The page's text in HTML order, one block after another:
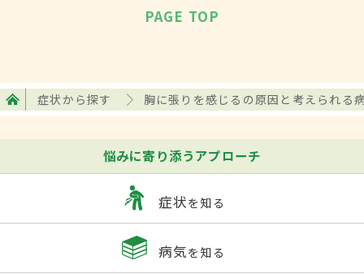
PAGE TOP
症状から探す 胸に張りを感じるの原因と考えられる
悩みに寄り添うアプローチ
症状を知る
病気を知る